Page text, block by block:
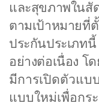
และสุขภาพในสั
ตามเป้าหมายที่
ประกันประเภท
อย่างต่อเนื่อง โ
มีการเปิดตัวแบ
แบบใหม่เพื่อกร